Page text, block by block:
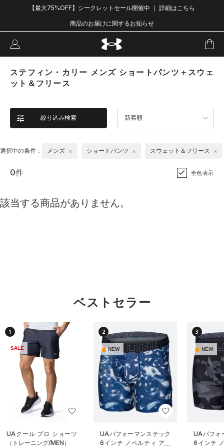
【最大75%OFF】シークレットセール開催中 ｜ 詳細はこちら
商品のお届けに関するお知らせ
ステフィン・カリー メンズ ショートパンツ＋スウェ
ット＆フリース
絞り込み検索 新着順
選択中の条件： メンズ ショートパンツ スウェット＆フリース
0件 全色表示
該当する商品がありません。
ベストセラー
1
SALE
UAクール プロ ショーツ
（トレーニング/MEN）
2
NEW
UAパフォーマンステック
6インチ ノベルティ アン
3
NEW
UAパフォ
6インチ